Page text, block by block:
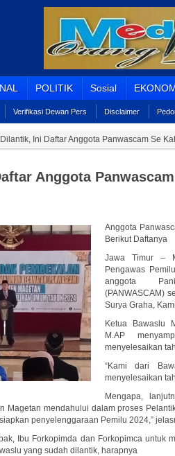
POLITIK Sosial
Verifikasi Dewan Pers Disclaimer
Ini Daftar Anggota Panwascam Se
Anggota
Anggota
Berikut Daftanya
Jawa Timur –
Pengawas
anggota
(PANWASCAM)
Surya Graha,
Ketua Bawaslu
M.AP
menyelesaikan
“Kami dari
menyelesaikan
Mengapa,
Magetan mendahului dalam proses
penyelenggaraan Pemilu 2024,”
Ibu Forkopimda dan Forkopimca untuk
yang sudah dilantik, harapnya